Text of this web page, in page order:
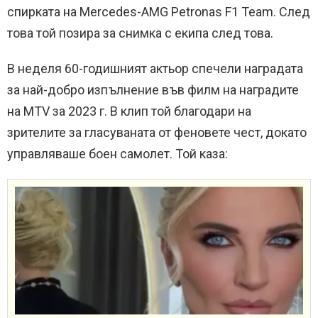
спирката на Mercedes-AMG Petronas F1 Team. След
това той позира за снимка с екипа след това.
В неделя 60-годишният актьор спечели наградата
за най-добро изпълнение във филм на наградите
на MTV за 2023 г. В клип той благодари на
зрителите за гласуваната от феновете чест, докато
управляваше боен самолет. Той каза: